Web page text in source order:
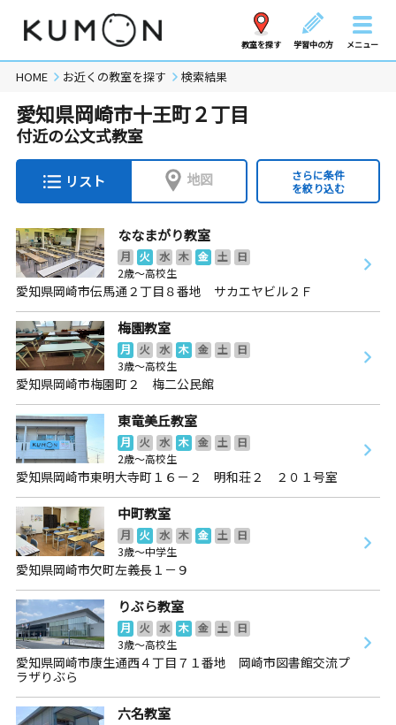
教室を探す 学習中の方 メニュー
HOME お近くの教室を探す 検索結果
愛知県岡崎市十王町２丁目
付近の公文式教室
リスト 地図
さらに条件
を絞り込む
ななまがり教室
月 火 水 木 金 土
日
2歳～高校生
愛知県岡崎市伝馬通２丁目８番地 サカエヤビル２Ｆ
梅園教室
月 火 水 木 金 土
日
3歳～高校生
愛知県岡崎市梅園町２ 梅二公民館
東竜美丘教室
月 火 水 木 金 土
日
2歳～高校生
愛知県岡崎市東明大寺町１６－２ 明和荘２ ２０１号室
中町教室
月 火 水 木 金 土
日
3歳～中学生
愛知県岡崎市欠町左義長１－９
りぶら教室
月 火 水 木 金 土
日
3歳～高校生
愛知県岡崎市康生通西４丁目７１番地 岡崎市図書館交流プ
ラザりぶら
六名教室